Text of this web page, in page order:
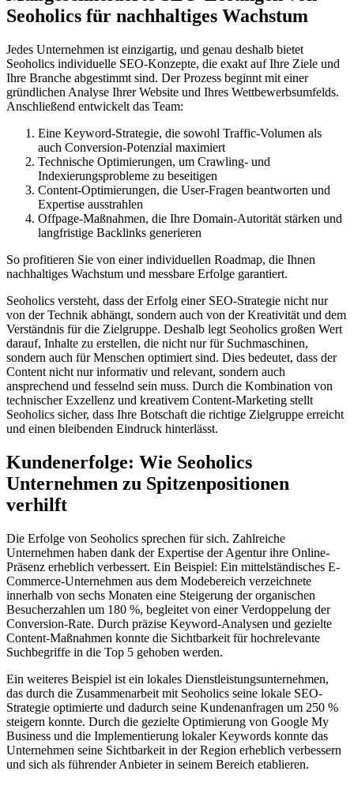
Seoholics für nachhaltiges Wachstum
Jedes Unternehmen ist einzigartig, und genau deshalb bietet
Seoholics individuelle SEO-Konzepte, die exakt auf Ihre Ziele und
Ihre Branche abgestimmt sind. Der Prozess beginnt mit einer
gründlichen Analyse Ihrer Website und Ihres Wettbewerbsumfelds.
Anschließend entwickelt das Team:
Eine Keyword-Strategie, die sowohl Traffic-Volumen als
auch Conversion-Potenzial maximiert
Technische Optimierungen, um Crawling- und
Indexierungsprobleme zu beseitigen
Content-Optimierungen, die User-Fragen beantworten und
Expertise ausstrahlen
Offpage-Maßnahmen, die Ihre Domain-Autorität stärken und
langfristige Backlinks generieren
So profitieren Sie von einer individuellen Roadmap, die Ihnen
nachhaltiges Wachstum und messbare Erfolge garantiert.
Seoholics versteht, dass der Erfolg einer SEO-Strategie nicht nur
von der Technik abhängt, sondern auch von der Kreativität und dem
Verständnis für die Zielgruppe. Deshalb legt Seoholics großen Wert
darauf, Inhalte zu erstellen, die nicht nur für Suchmaschinen,
sondern auch für Menschen optimiert sind. Dies bedeutet, dass der
Content nicht nur informativ und relevant, sondern auch
ansprechend und fesselnd sein muss. Durch die Kombination von
technischer Exzellenz und kreativem Content-Marketing stellt
Seoholics sicher, dass Ihre Botschaft die richtige Zielgruppe erreicht
und einen bleibenden Eindruck hinterlässt.
Kundenerfolge: Wie Seoholics
Unternehmen zu Spitzenpositionen
verhilft
Die Erfolge von Seoholics sprechen für sich. Zahlreiche
Unternehmen haben dank der Expertise der Agentur ihre Online-
Präsenz erheblich verbessert. Ein Beispiel: Ein mittelständisches E-
Commerce-Unternehmen aus dem Modebereich verzeichnete
innerhalb von sechs Monaten eine Steigerung der organischen
Besucherzahlen um 180 %, begleitet von einer Verdoppelung der
Conversion-Rate. Durch präzise Keyword-Analysen und gezielte
Content-Maßnahmen konnte die Sichtbarkeit für hochrelevante
Suchbegriffe in die Top 5 gehoben werden.
Ein weiteres Beispiel ist ein lokales Dienstleistungsunternehmen,
das durch die Zusammenarbeit mit Seoholics seine lokale SEO-
Strategie optimierte und dadurch seine Kundenanfragen um 250 %
steigern konnte. Durch die gezielte Optimierung von Google My
Business und die Implementierung lokaler Keywords konnte das
Unternehmen seine Sichtbarkeit in der Region erheblich verbessern
und sich als führender Anbieter in seinem Bereich etablieren.